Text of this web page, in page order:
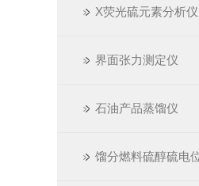
X荧光硫元素分析仪
界面张力测定仪
石油产品蒸馏仪
馏分燃料硫醇硫电